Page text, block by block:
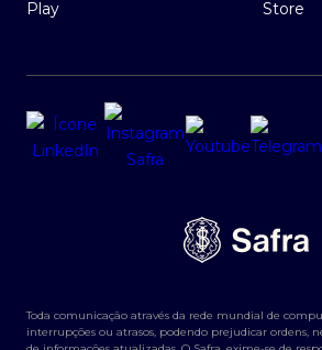
Toda comunicação através da rede mundial de
interrupções ou atrasos, podendo prejudicar ordens,